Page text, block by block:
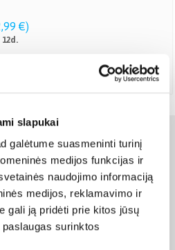
slapukai
galėtume suasmeninti turinį
medijos funkcijas ir
naudojimo informaciją
medijos, reklamavimo ir
gali ją pridėti prie kitos jūsų
surinktos
€)
Tunturi
aprašymas